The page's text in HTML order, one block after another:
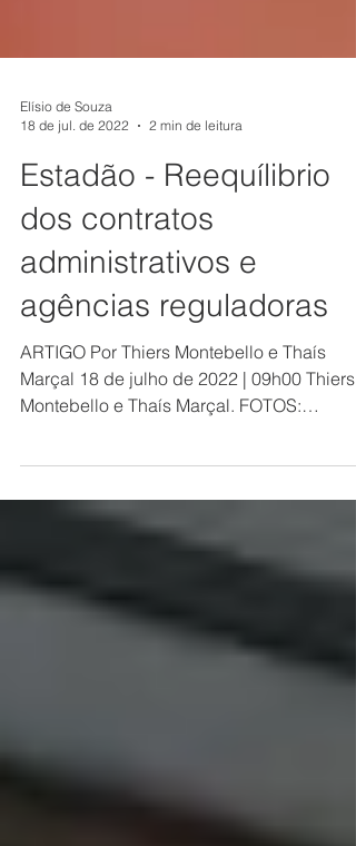
Elísio de Souza
18 de jul. de 2022
2 min de leitura
Estadão - Reequílibrio
dos contratos
administrativos e
agências reguladoras
ARQUIVO PESSOAL A pauta...